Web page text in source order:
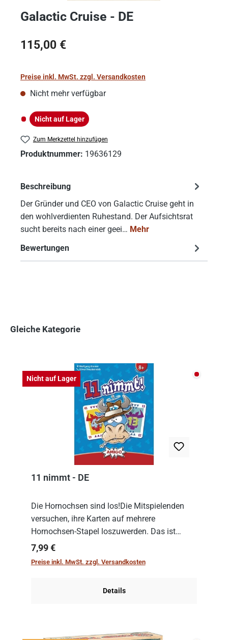
Galactic Cruise - DE
Regulärer Preis:
115,00 €
Preise inkl. MwSt. zzgl. Versandkosten
Nicht mehr verfügbar
Nicht auf Lager
Nicht auf Lager
Zum Merkzettel hinzufügen
Produktnummer: 19636129
Beschreibung
Der Gründer und CEO von Galactic Cruise geht in
den wohlverdienten Ruhestand. Der Aufsichtsrat
sucht bereits nach einer geei… Mehr
Bewertungen
Gleiche Kategorie
Nicht auf Lager Nicht
11 nimmt - DE
Die Hornochsen sind los!Die Mitspielenden
versuchen, ihre Karten auf mehrere
Hornochsen-Stapel loszuwerden. Das ist
kniffliger als gedacht, denn die Differenz
zwischen ausgespielter Karte und der
Regulärer Preis:
7,99 €
Preise inkl. MwSt. zzgl. Versandkosten
Details